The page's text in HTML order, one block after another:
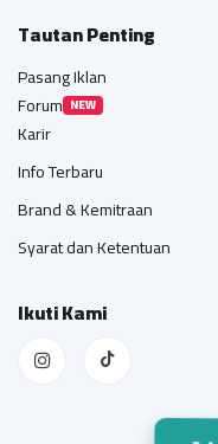
Tautan Penting
Pasang Iklan
Forum NEW
Karir
Info Terbaru
Brand & Kemitraan
Syarat dan Ketentuan
Ikuti Kami